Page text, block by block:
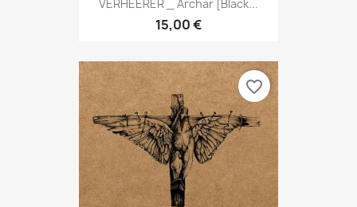
VERHEERER _ Archar [Black...
15,00 €
favorite_border